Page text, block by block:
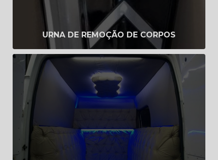
URNA DE REMOÇÃO DE CORPOS
Transformação veicular
Saiba Mais